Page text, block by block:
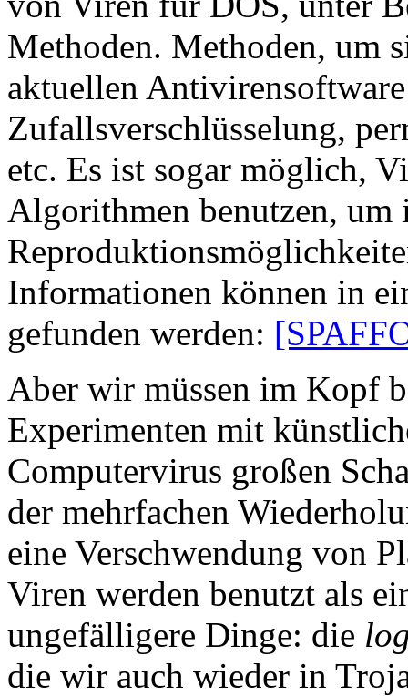
Methoden. Methoden, um
aktuellen
Zufallsverschlüsselung,
etc. Es ist sogar möglich,
Algorithmen benutzen, um
Informationen können in
gefunden werden:
Aber wir müssen im Kopf
Experimenten mit
Computervirus großen
der mehrfachen
eine Verschwendung von
Viren werden benutzt als
ungefälligere Dinge: die
die wir auch wieder in